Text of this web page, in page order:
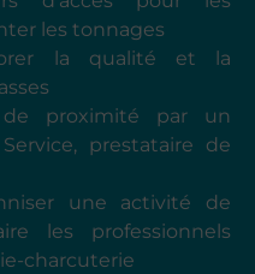
les tonnages
la qualité et la
proximité par un
prestataire de
une activité de
les professionnels
charcuterie